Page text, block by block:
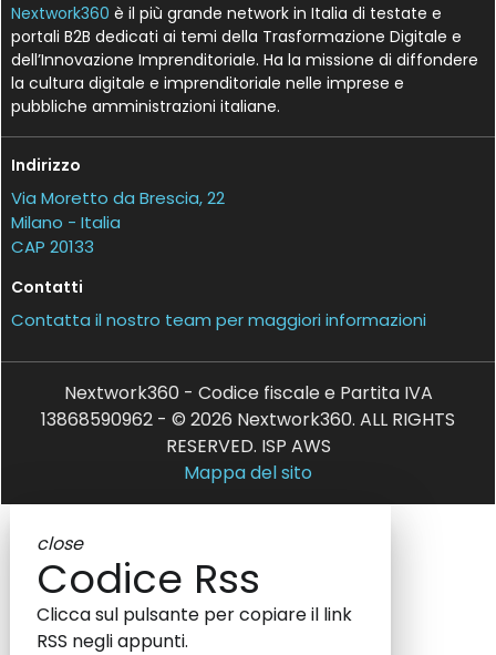
Nextwork360 è il più grande network in Italia di testate e
portali B2B dedicati ai temi della Trasformazione Digitale e
dell’Innovazione Imprenditoriale. Ha la missione di diffondere
la cultura digitale e imprenditoriale nelle imprese e
pubbliche amministrazioni italiane.
Indirizzo
Via Moretto da Brescia, 22
Milano - Italia
CAP 20133
Contatti
Contatta il nostro team per maggiori informazioni
Nextwork360 - Codice fiscale e Partita IVA
13868590962 - © 2026 Nextwork360. ALL RIGHTS
RESERVED. ISP AWS
Mappa del sito
close
Codice Rss
Clicca sul pulsante per copiare il link
RSS negli appunti.